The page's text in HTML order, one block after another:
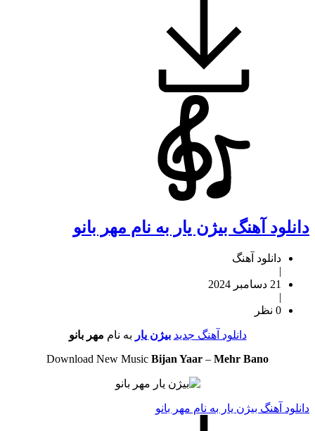
دانلود آهنگ بیژن یار به نام مهر بانو
دانلود آهنگ
|
21 دسامبر 2024
|
0 نظر
دانلود آهنگ جدید بیژن یار به نام مهر بانو
Download New Music Bijan Yaar – Mehr Bano
دانلود آهنگ بیژن یار به نام مهر بانو